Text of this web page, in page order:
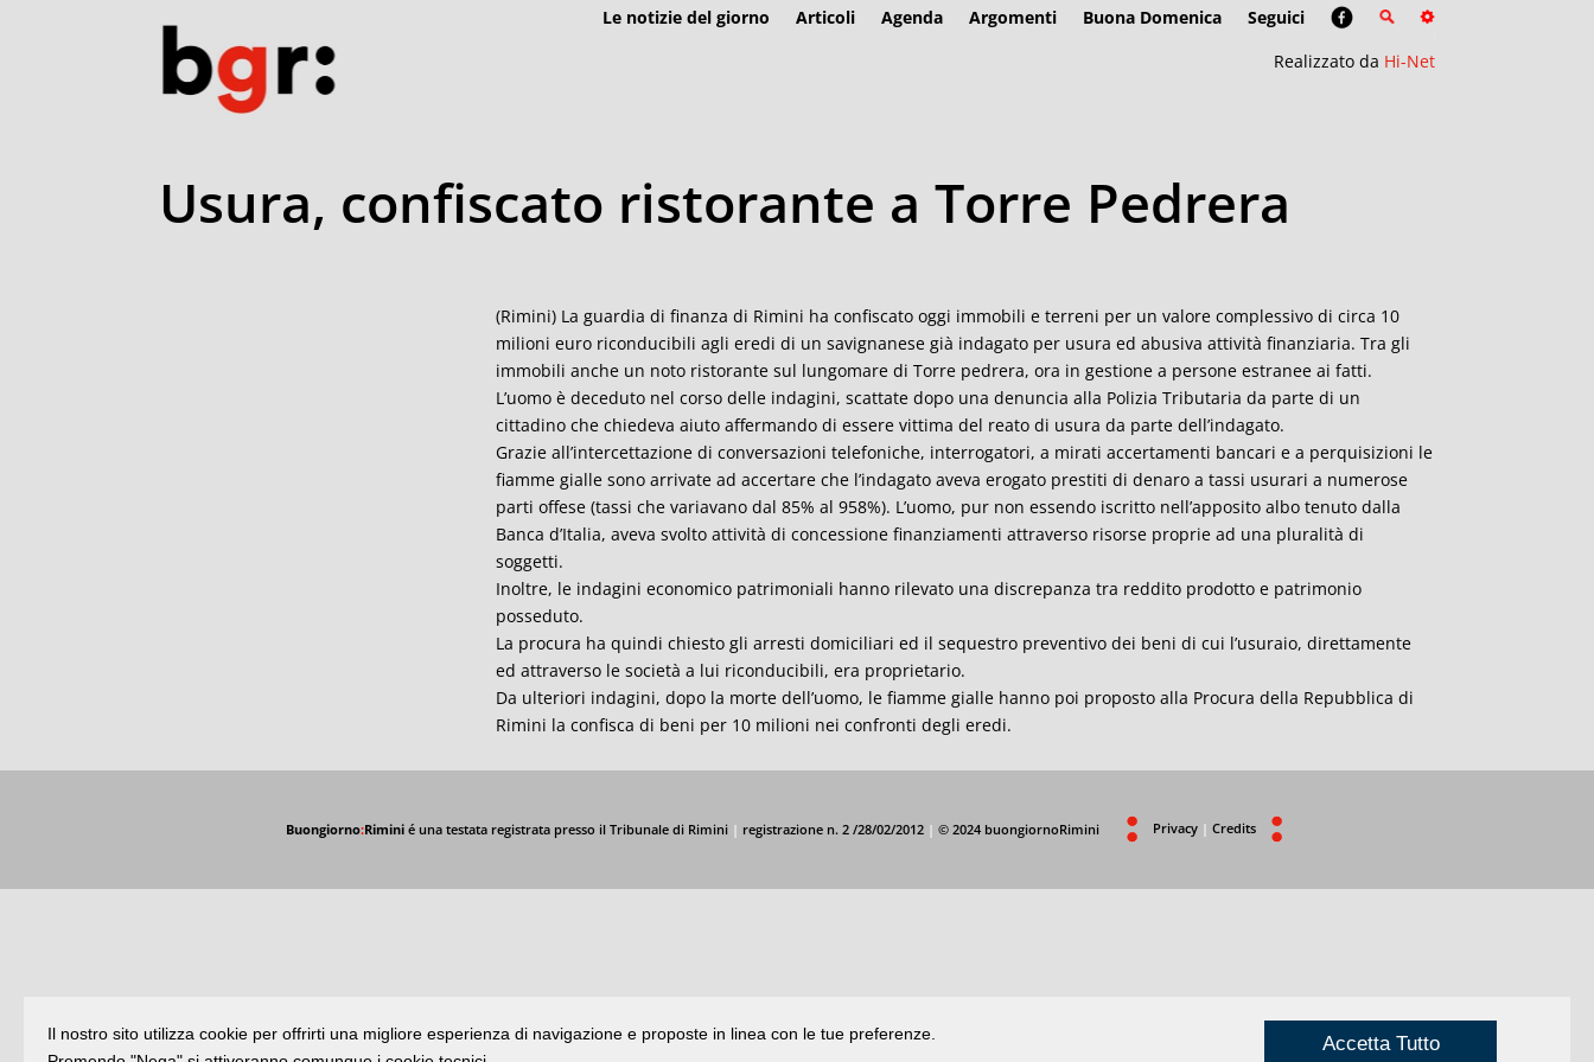
Le notizie del giorno Articoli Agenda Argomenti Buona Domenica
Seguici
Realizzato da Hi-Net
Usura, confiscato ristorante a Torre Pedrera
(Rimini) La guardia di finanza di Rimini ha confiscato oggi immobili e terreni per un valore complessivo di circa 10
milioni euro riconducibili agli eredi di un savignanese già indagato per usura ed abusiva attività finanziaria. Tra gli
immobili anche un noto ristorante sul lungomare di Torre pedrera, ora in gestione a persone estranee ai fatti.
L’uomo è deceduto nel corso delle indagini, scattate dopo una denuncia alla Polizia Tributaria da parte di un
cittadino che chiedeva aiuto affermando di essere vittima del reato di usura da parte dell’indagato.
Grazie all’intercettazione di conversazioni telefoniche, interrogatori, a mirati accertamenti bancari e a perquisizioni le
fiamme gialle sono arrivate ad accertare che l’indagato aveva erogato prestiti di denaro a tassi usurari a numerose
parti offese (tassi che variavano dal 85% al 958%). L’uomo, pur non essendo iscritto nell’apposito albo tenuto dalla
Banca d’Italia, aveva svolto attività di concessione finanziamenti attraverso risorse proprie ad una pluralità di
soggetti.
Inoltre, le indagini economico patrimoniali hanno rilevato una discrepanza tra reddito prodotto e patrimonio
posseduto.
La procura ha quindi chiesto gli arresti domiciliari ed il sequestro preventivo dei beni di cui l’usuraio, direttamente
ed attraverso le società a lui riconducibili, era proprietario.
Da ulteriori indagini, dopo la morte dell’uomo, le fiamme gialle hanno poi proposto alla Procura della Repubblica di
Rimini la confisca di beni per 10 milioni nei confronti degli eredi.
Buongiorno:Riminié una testata registrata presso il Tribunale di Rimini | registrazione n. 2 /28/02/2012 | © 2024 buongiornoRimini Privacy | Credits
Il nostro sito utilizza cookie per offrirti una migliore esperienza di navigazione e proposte in linea con le tue preferenze.
Accetta Tutto